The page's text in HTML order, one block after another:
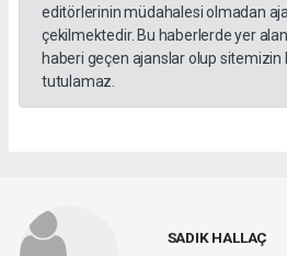
editörlerinin müdahalesi olmadan
çekilmektedir. Bu haberlerde yer
haberi geçen ajanslar olup
tutulamaz.
SADIK HALLAÇ